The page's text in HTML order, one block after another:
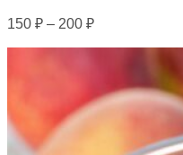
150 ₽ – 200 ₽